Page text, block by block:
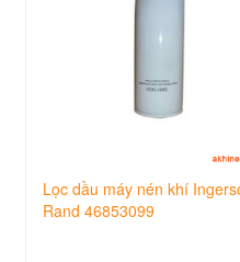
Lọc dầu máy nén khí
Rand 46853099